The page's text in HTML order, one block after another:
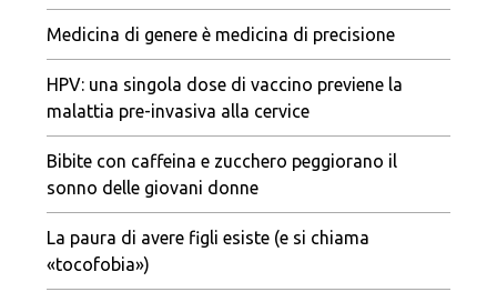
Medicina di genere è medicina di precisione
HPV: una singola dose di vaccino previene la
malattia pre-invasiva alla cervice
Bibite con caffeina e zucchero peggiorano il
sonno delle giovani donne
La paura di avere figli esiste (e si chiama
«tocofobia»)